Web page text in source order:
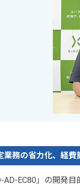
務の省力化、経費
EC80」の開発目